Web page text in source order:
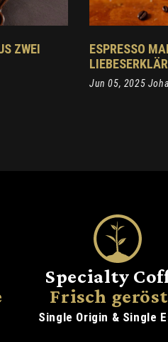
ZWEI
ESPRESSO
Jun 05, 2025
Specialty
Frisch
Single Origin & Single